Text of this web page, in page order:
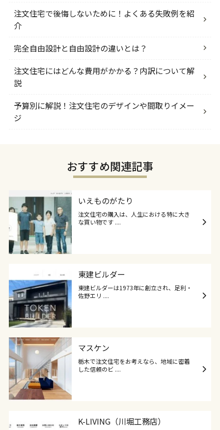
注文住宅で後悔しないために！よくある失敗例を紹
介
完全自由設計と自由設計の違いとは？
注文住宅にはどんな費用がかかる？内訳について解
説
予算別に解説！注文住宅のデザインや間取りイメー
ジ
おすすめ関連記事
いえものがたり
注文住宅の購入は、人生における特に大き
な買い物です ....
東建ビルダー
東建ビルダーは1973年に創立され、足利・
佐野エリ ....
マスケン
栃木で注文住宅をお考えなら、地域に密着
した信頼のビ ....
K-LIVING（川堀工務店）